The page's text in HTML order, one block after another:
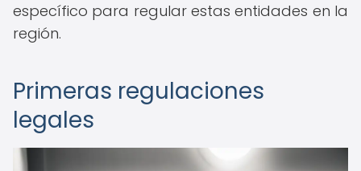
específico para regular estas entidades en la
región.
Primeras regulaciones
legales